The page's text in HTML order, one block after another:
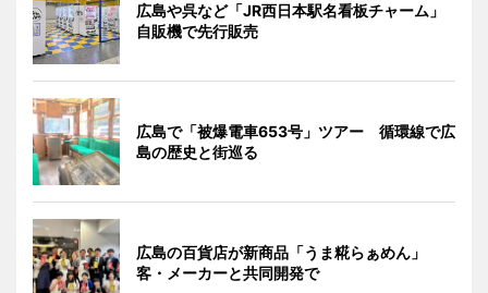
広島や呉など「JR西日本駅名看板チャーム」
自販機で先行販売
広島で「被爆電車653号」ツアー 循環線で広
島の歴史と街巡る
広島の百貨店が新商品「うま糀らぁめん」
客・メーカーと共同開発で